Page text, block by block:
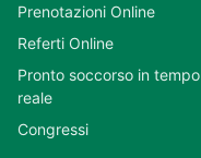
Prenotazioni Online
Referti Online
Pronto soccorso in tempo
reale
Congressi